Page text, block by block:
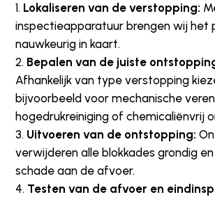
Lokaliseren van de verstopping:
inspectieapparatuur brengen wij het
nauwkeurig in kaart.
Bepalen van de juiste
Afhankelijk van type verstopping
bijvoorbeeld voor mechanische
hogedrukreiniging of chemicaliënvrij
Uitvoeren van de ontstopping:
verwijderen alle blokkades grondig
schade aan de afvoer.
Testen van de afvoer en